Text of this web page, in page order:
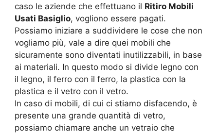
caso le aziende che effettuano il Ritiro Mobili
Usati Basiglio, vogliono essere pagati.
Possiamo iniziare a suddividere le cose che non
vogliamo più, vale a dire quei mobili che
sicuramente sono diventati inutilizzabili, in base
ai materiali. In questo modo si divide legno con
il legno, il ferro con il ferro, la plastica con la
plastica e il vetro con il vetro.
In caso di mobili, di cui ci stiamo disfacendo, è
presente una grande quantità di vetro,
possiamo chiamare anche un vetraio che